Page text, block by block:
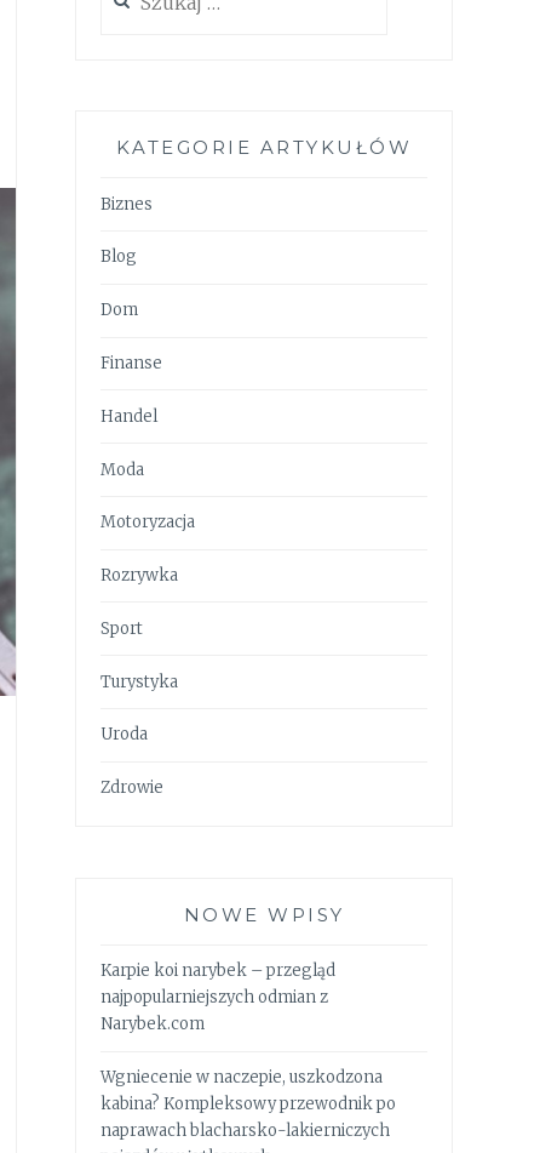
KATEGORIE ARTYKUŁÓW
Biznes
Blog
Dom
Finanse
Handel
Moda
Motoryzacja
Rozrywka
Sport
Turystyka
Uroda
Zdrowie
NOWE WPISY
Karpie koi narybek – przegląd
najpopularniejszych odmian z
Narybek.com
Wgniecenie w naczepie, uszkodzona
kabina? Kompleksowy przewodnik po
naprawach blacharsko-lakierniczych